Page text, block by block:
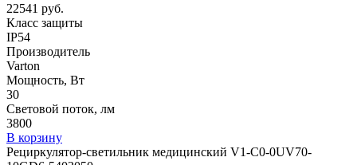
22541 руб.
Класс защиты
IP54
Производитель
Varton
Мощность, Вт
30
Световой поток, лм
3800
В корзину
Рециркулятор-светильник медицинский V1-C0-0UV70-